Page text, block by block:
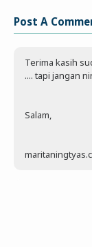
Post A
Terima kasih
.... tapi jangan
Salam,